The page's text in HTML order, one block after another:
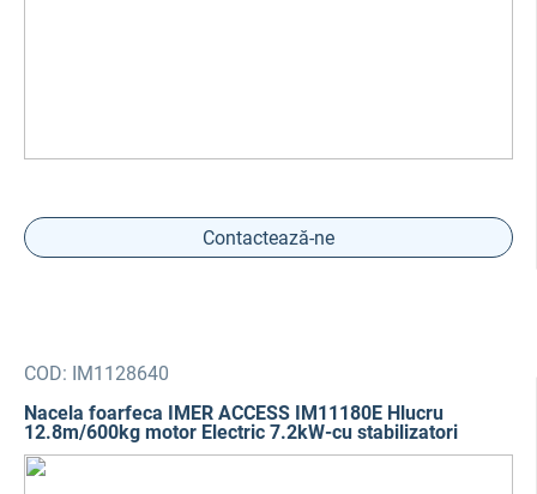
Contactează-ne
COD: IM1128640
Nacela foarfeca IMER ACCESS IM11180E Hlucru
12.8m/600kg motor Electric 7.2kW-cu stabilizatori